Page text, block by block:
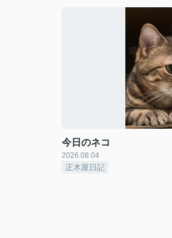
今日のネコ
2026.08.04
正木屋日記